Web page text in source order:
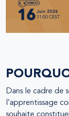
Dans le cadre de
l’apprentissage